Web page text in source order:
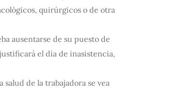
quirúrgicos o de otra
ausentarse de su puesto de
el día de inasistencia,
de la trabajadora se vea